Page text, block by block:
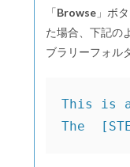
「Browse」ボ
た場合、下記の
ブラリーフォル
This is a
The